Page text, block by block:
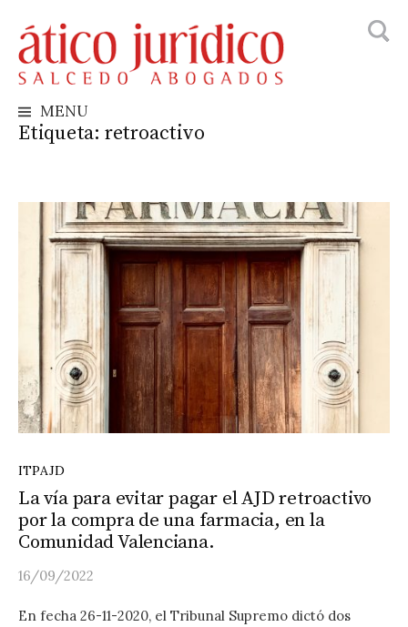
to
content
MENU
Etiqueta: retroactivo
ITPAJD
La vía para evitar pagar el AJD retroactivo
por la compra de una farmacia, en la
Comunidad Valenciana.
16/09/2022
En fecha 26-11-2020, el Tribunal Supremo dictó dos